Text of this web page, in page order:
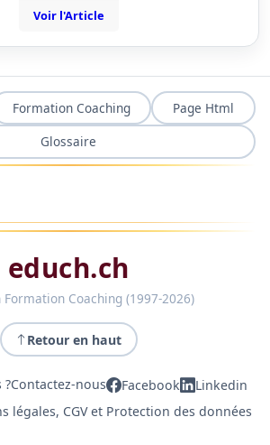
Voir l'Article
Formation Coaching
Page Html
Glossaire
educh.ch
Formation Coaching (1997-2026)
Retour en haut
?Contactez-nous Facebook
Linkedin
légales, CGV et Protection des données